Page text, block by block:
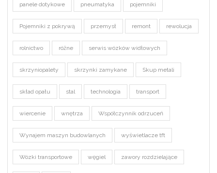
panele dotykowe pneumatyka pojemniki
Pojemniki z pokrywą przemysł remont rewolucja
rolnictwo różne serwis wózków widłowych
skrzyniopalety skrzynki zamykane Skup metali
skład opału stal technologia transport
wiercenie wnętrza Współczynnik odrzuceń
Wynajem maszyn budowlanych wyświetlacze tft
Wózki transportowe węgiel zawory rozdzielające